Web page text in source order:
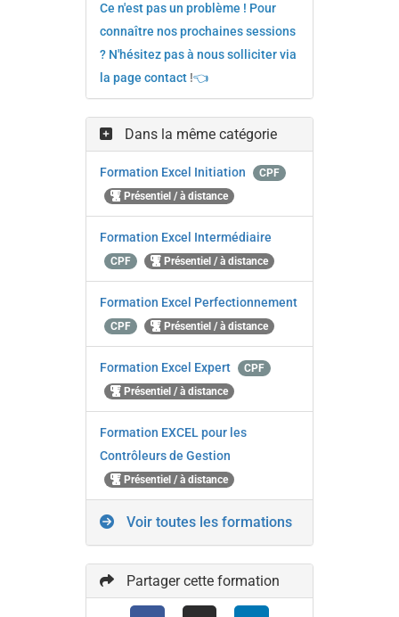
Ce n'est pas un problème ! Pour
connaître nos prochaines sessions
? N'hésitez pas à nous solliciter via
la page contact!👈
Dans la même catégorie
Formation Excel Initiation
CPF
Présentiel / à distance
Formation Excel Intermédiaire
CPF Présentiel / à distance
Formation Excel Perfectionnement
CPF Présentiel / à distance
Formation Excel Expert
CPF
Présentiel / à distance
Formation EXCEL pour les
Contrôleurs de Gestion
Présentiel / à distance
Voir toutes les formations
Partager cette formation